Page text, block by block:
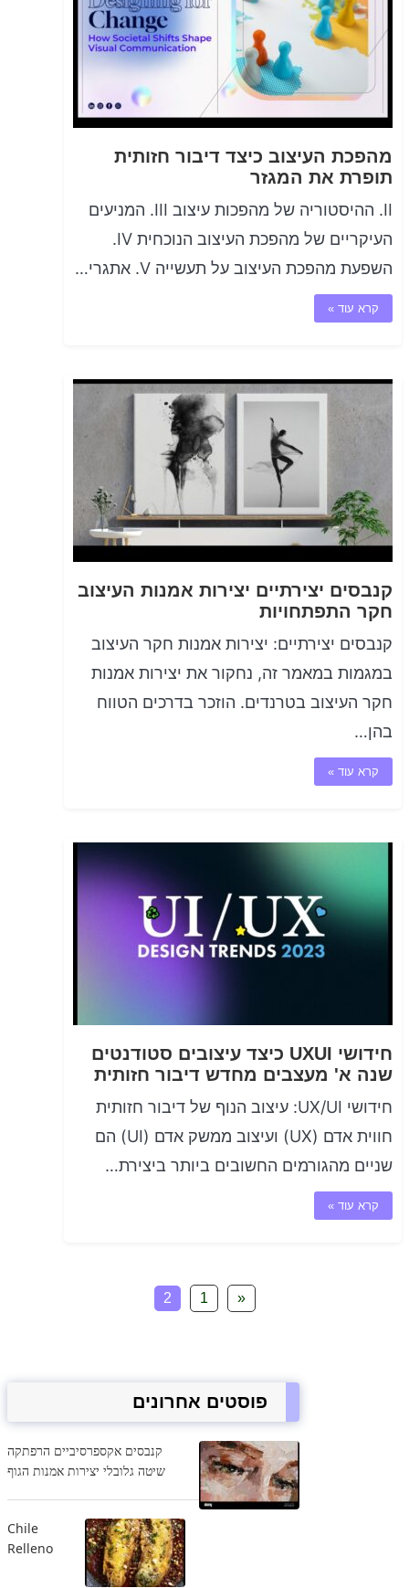
מהפכת העיצוב כיצד דיבור חזותית
תופרת את המגזר
II. ההיסטוריה של מהפכות עיצוב III. המניעים
העיקריים של מהפכת העיצוב הנוכחית IV.
השפעת מהפכת העיצוב על תעשייה V. אתגרי…
קרא עוד »
קנבסים יצירתיים יצירות אמנות העיצוב
חקר התפתחויות
קנבסים יצירתיים: יצירות אמנות חקר העיצוב
במגמות במאמר זה, נחקור את יצירות אמנות
חקר העיצוב בטרנדים. הוזכר בדרכים הטווח
בהן…
קרא עוד »
חידושי UXUI כיצד עיצובים סטודנטים
שנה א' מעצבים מחדש דיבור חזותית
חידושי UX/UI: עיצוב הנוף של דיבור חזותית
חווית אדם (UX) ועיצוב ממשק אדם (UI) הם
שניים מהגורמים החשובים ביותר ביצירת…
קרא עוד »
«
1
2
פוסטים אחרונים
קנבסים אקספרסיביים הרפתקה
שיטה גלובלי יצירות אמנות הגוף
Chile
Relleno